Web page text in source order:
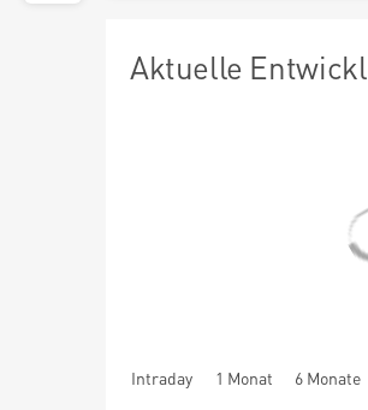
Aktuelle
Intraday 1 Monat 6 Monate